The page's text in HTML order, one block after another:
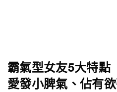
霸氣型女友5大特點
愛發小脾氣、佔有